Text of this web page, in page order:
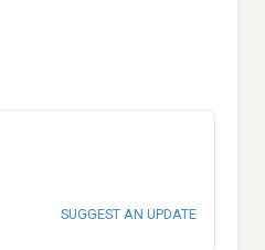
SUGGEST AN UPDATE